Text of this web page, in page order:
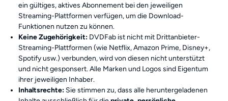
ein gültiges, aktives Abonnement bei den jeweiligen
Streaming-Plattformen verfügen, um die Download-
Funktionen nutzen zu können.
Keine Zugehörigkeit: DVDFab ist nicht mit Drittanbieter-
Streaming-Plattformen (wie Netflix, Amazon Prime, Disney+,
Spotify usw.) verbunden, wird von diesen nicht unterstützt
und nicht gesponsert. Alle Marken und Logos sind Eigentum
ihrer jeweiligen Inhaber.
Inhaltsrechte: Sie stimmen zu, dass alle heruntergeladenen